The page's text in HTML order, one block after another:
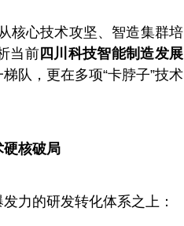
核心技术攻坚、智造集群培
当前四川科技智能制造发展
队，更在多项“卡脖子”技术
硬核破局
力的研发转化体系之上：